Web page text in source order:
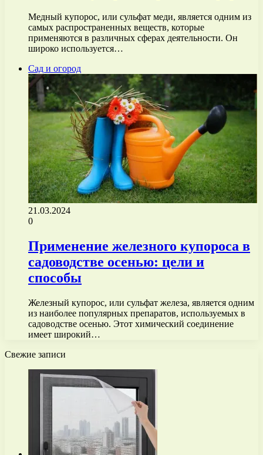
Медный купорос, или сульфат меди, является одним из
самых распространенных веществ, которые
применяются в различных сферах деятельности. Он
широко используется…
Сад и огород
21.03.2024
0
Применение железного купороса в
садоводстве осенью: цели и
способы
Железный купорос, или сульфат железа, является одним
из наиболее популярных препаратов, используемых в
садоводстве осенью. Этот химический соединение
имеет широкий…
Свежие записи